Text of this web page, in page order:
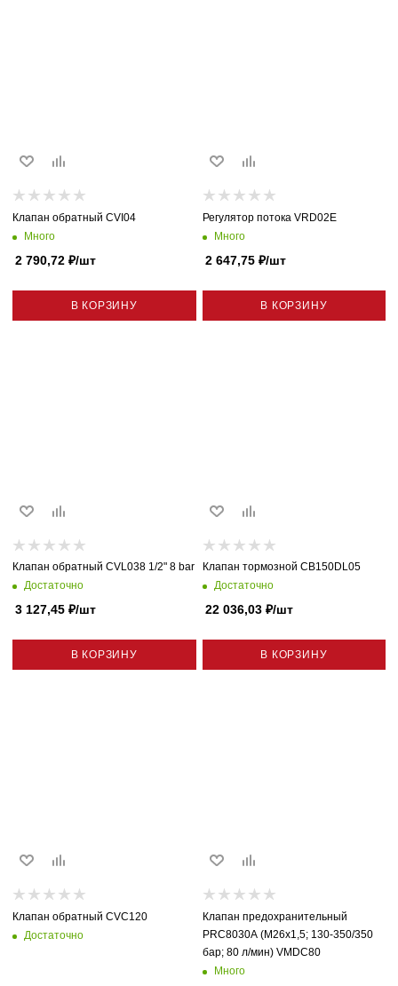
Клапан обратный CVI04
Много
2 790,72 ₽/шт
В КОРЗИНУ
Регулятор потока VRD02E
Много
2 647,75₽/шт
В КОРЗИНУ
Клапан обратный CVL038 1/2" 8 bar
Достаточно
3 127,45 ₽/шт
В КОРЗИНУ
Клапан тормозной CB150DL05
Достаточно
22 036,03₽/шт
В КОРЗИНУ
Клапан обратный CVC120
Достаточно
Клапан предохранительный
PRC8030A (M26x1,5; 130-350/350
бар; 80 л/мин) VMDC80
Много